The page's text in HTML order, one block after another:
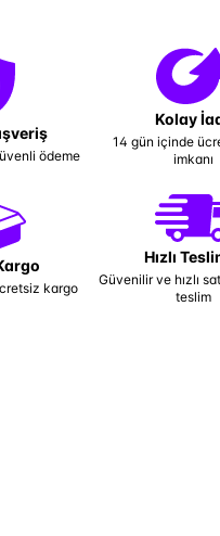
ödeme
Kolay
14 gün içinde
imkanı
kargo
Hızlı
Güvenilir ve hızlı
teslim